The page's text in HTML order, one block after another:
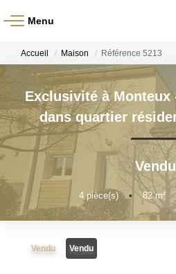
Menu
À
À
NOS
Gestion
Accueil Maison Référence 5213
Exclusivité à
dans quartier
Vendu
4pièce(s) • 82m²
Vendu Vendu